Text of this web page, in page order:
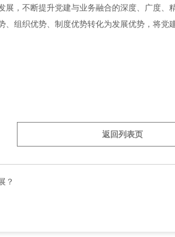
，不断提升党建与业务融合的深度、广度
组织优势、制度优势转化为发展优势，将
返回列表页
？